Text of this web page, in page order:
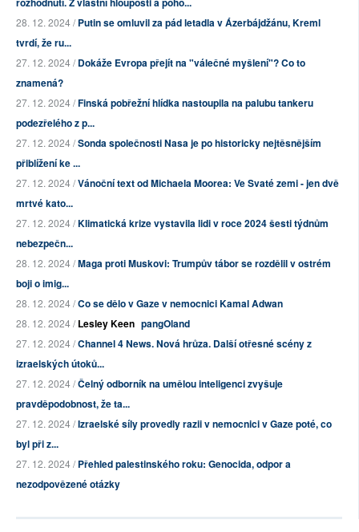
28. 12. 2024 /Putin se omluvil za pád letadla v Ázerbájdžánu, Kreml
tvrdí, že ru...
27. 12. 2024 /Dokáže Evropa přejít na "válečné myšlení"? Co to
znamená?
27. 12. 2024 /Finská pobřežní hlídka nastoupila na palubu tankeru
podezřelého z p...
27. 12. 2024 /Sonda společnosti Nasa je po historicky nejtěsnějším
přiblížení ke ...
27. 12. 2024 /Vánoční text od Michaela Moorea: Ve Svaté zemi - jen dvě
mrtvé kato...
27. 12. 2024 /Klimatická krize vystavila lidi v roce 2024 šesti týdnům
nebezpečn...
28. 12. 2024 /Maga proti Muskovi: Trumpův tábor se rozdělil v ostrém
boji o imig...
28. 12. 2024 /Co se dělo v Gaze v nemocnici Kamal Adwan
28. 12. 2024 /Lesley Keen pangOland
27. 12. 2024 /Channel 4 News. Nová hrůza. Další otřesné scény z
izraelských útoků...
27. 12. 2024 /Čelný odborník na umělou inteligenci zvyšuje
pravděpodobnost, že ta...
27. 12. 2024 /Izraelské síly provedly razii v nemocnici v Gaze poté, co
byl při z...
27. 12. 2024 /Přehled palestinského roku: Genocida, odpor a
nezodpovězené otázky